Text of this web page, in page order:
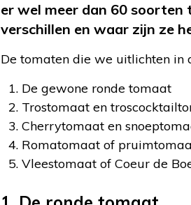
er wel meer dan 60
verschillen en waar zijn ze
De tomaten die we uitlichten in
De gewone ronde tomaat
Trostomaat en
Cherrytomaat en
Romatomaat of
Vleestomaat of Coeur de